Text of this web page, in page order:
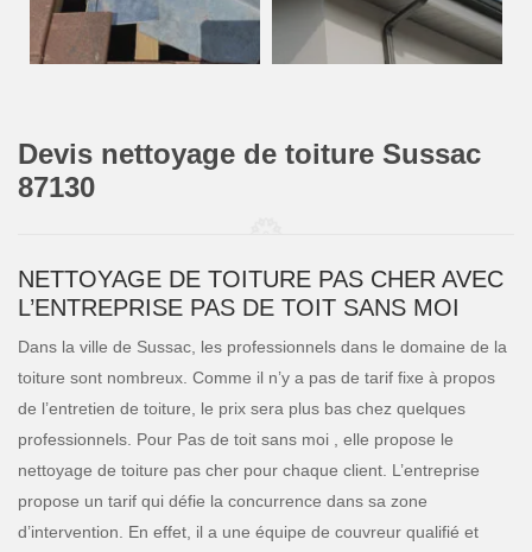
Devis nettoyage de toiture Sussac
87130
NETTOYAGE DE TOITURE PAS CHER AVEC
L’ENTREPRISE PAS DE TOIT SANS MOI
Dans la ville de Sussac, les professionnels dans le domaine de la
toiture sont nombreux. Comme il n’y a pas de tarif fixe à propos
de l’entretien de toiture, le prix sera plus bas chez quelques
professionnels. Pour Pas de toit sans moi , elle propose le
nettoyage de toiture pas cher pour chaque client. L’entreprise
propose un tarif qui défie la concurrence dans sa zone
d’intervention. En effet, il a une équipe de couvreur qualifié et